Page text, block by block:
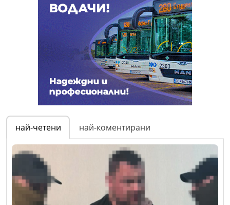
най-четени най-коментирани